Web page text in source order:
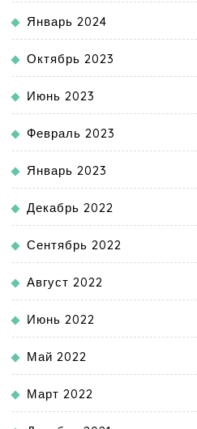
Январь 2024
Октябрь 2023
Июнь 2023
Февраль 2023
Январь 2023
Декабрь 2022
Сентябрь 2022
Август 2022
Июнь 2022
Май 2022
Март 2022